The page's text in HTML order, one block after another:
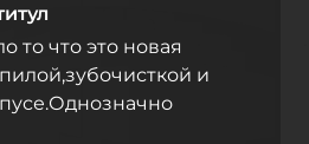
то что это новая
и